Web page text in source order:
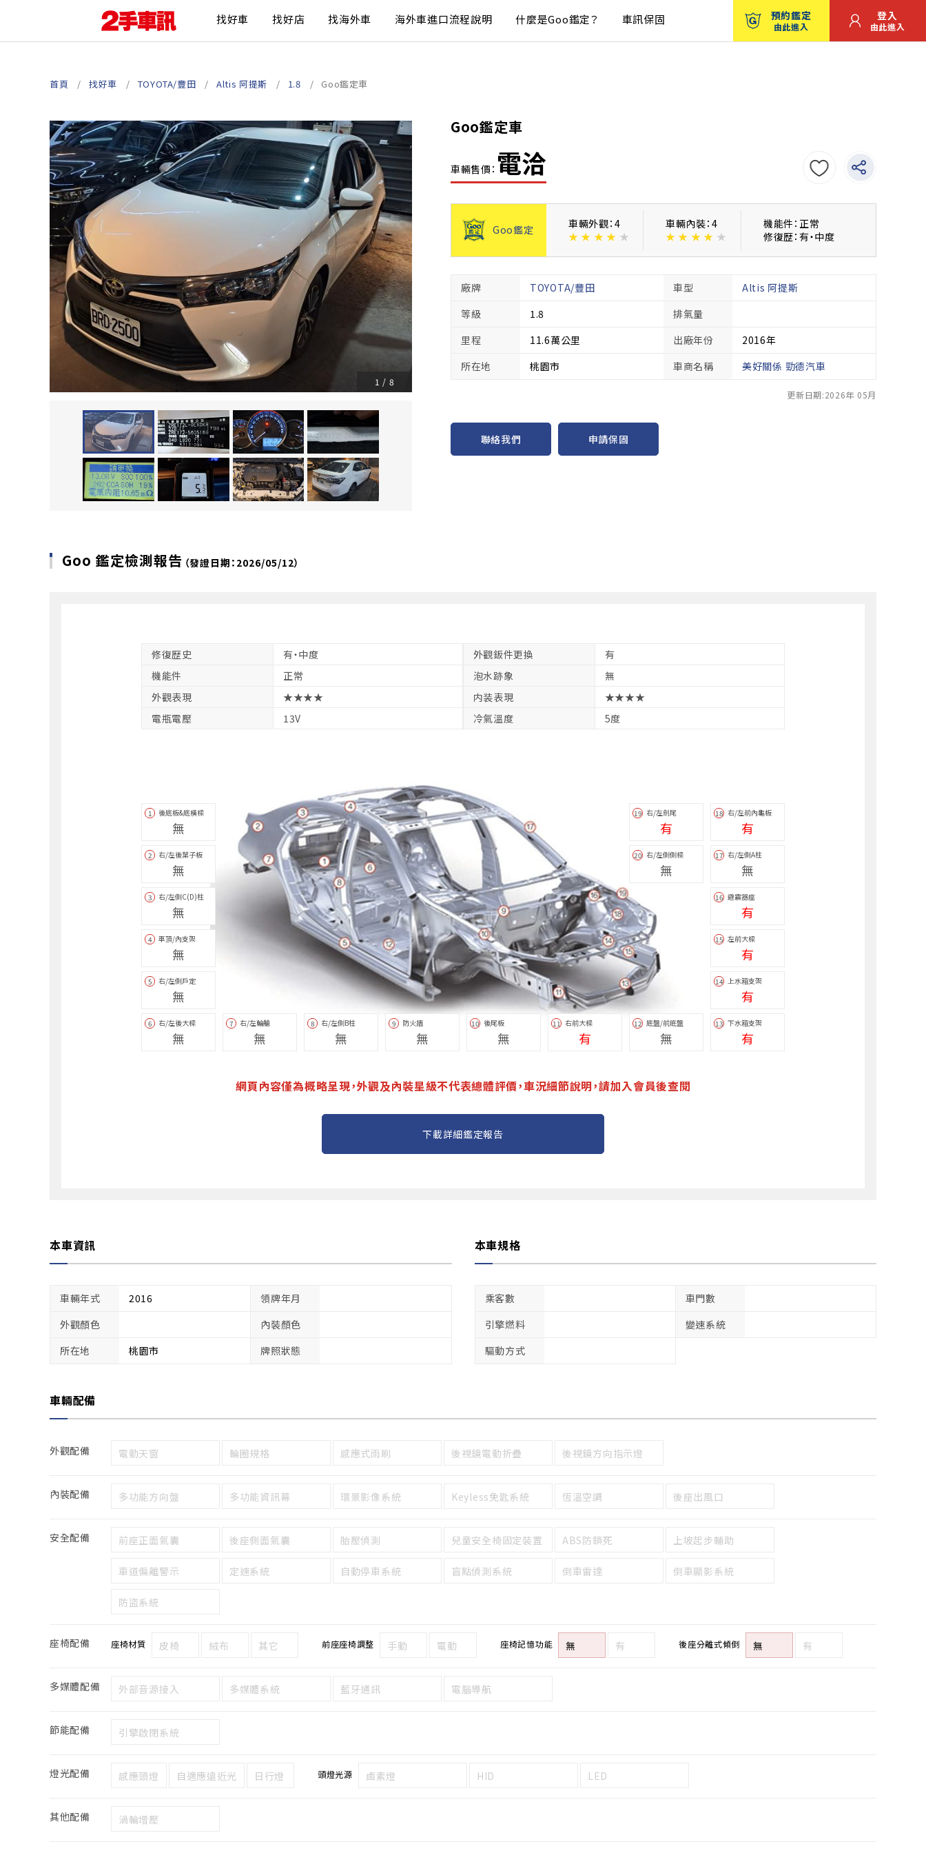
找好車 找好店 找海外車 海外車進口流程說明 什麼是Goo鑑定？ 車訊保固 預約鑑定
由此進入
登入
由此進入
首頁 找好車 TOYOTA/豐田 Altis 阿提斯 1.8 Goo鑑定車
Goo鑑定車
車輛售價： 電洽
1 / 8
Goo鑑定
車輛外觀：4
★ ★ ★ ★ ★
車輛內裝：4
★ ★ ★ ★ ★
機能件：正常
修復歴：有・中度
廠牌 TOYOTA/豐田 車型
Altis 阿提斯
等級
1.8
排氣量
里程
11.6萬公里 出廠年份
2016年
所在地
桃園市 車商名稱 美好關係 勁德汽車
更新日期:2026年 05月
聯絡我們 申請保固
Goo 鑑定檢測報告 （發證日期：2026/05/12）
修復歴史 有・中度 外觀鈑件更換
有
機能件
正常 泡水跡象
無
外觀表現
★★★★ 内装表現
★★★★
電瓶電壓
13V 冷氣溫度 5度
1 後底板&底橫樑
無
2 右/左後葉子板
無
3 右/左側C(D)柱
無
4 車頂/內支架
無
5 右/左側戶定
無
6 右/左後大樑
無
7 右/左輪艙
無
8 右/左側B柱
無
9 防火牆
無
10 後尾板
無
11 右前大樑
有
12 底盤/前底盤
無
13 下水箱支架
有
14 上水箱支架
有
15 左前大樑
有
16 避震器座
有
17 右/左側A柱
無
18 右/左前內龜板
有
19 右/左劍尾
有
20 右/左側側樑
無
網頁內容僅為概略呈現，外觀及內裝星級不代表總體評價，車況細節說明，請加入會員後查閱
下載詳細鑑定報告
本車資訊
車輛年式 2016
領牌年月
外觀顏色
內裝顏色
所在地
桃園市 牌照狀態
本車規格
乘客數
車門數
引擎燃料
變速系統
驅動方式
車輛配備
外觀配備 電動天窗 輪圈規格 感應式雨刷 後視鏡電動折疊 後視鏡方向指示燈
內裝配備 多功能方向盤 多功能資訊幕 環景影像系統 Keyless免匙系統 恆溫空調 後座出風口
安全配備 前座正面氣囊 後座側面氣囊 胎壓偵測 兒童安全椅固定裝置 ABS防鎖死 上坡起步輔助
車道偏離警示 定速系統 自動停車系統 盲點偵測系統 倒車雷達 倒車顯影系統
防盜系統
座椅配備 座椅材質 皮椅 絨布 其它 前座座椅調整 手動 電動 座椅記憶功能 無 有 後座分離式傾倒 無 有
多媒體配備 外部音源接入 多媒體系統 藍牙通訊 電腦導航
節能配備 引擎啟閉系統
燈光配備 感應頭燈 自適應遠近光 日行燈 頭燈光源 鹵素燈 HID LED
其他配備 渦輪增壓